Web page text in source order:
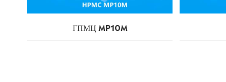
ГПМЦ MP10M